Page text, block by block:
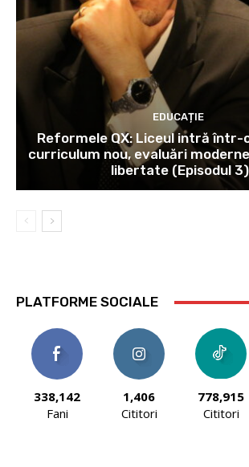
EDUCAȚIE
Reformele QX: Liceul intră într-
curriculum nou, evaluări
libertate (Episodul 3)
PLATFORME SOCIALE
338,142
Fani
1,406
Cititori
778,915
Cititori